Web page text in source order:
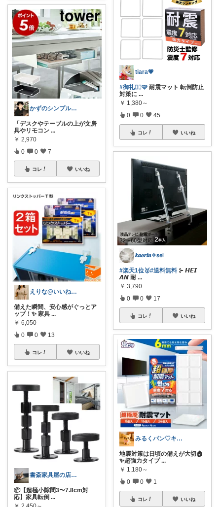
かずのシンプル生活｜一生モノに出会う場所
​「デスクやテーブルの上が文房
具やリモコン ...
￥ 2,970
0 0 7
コレ いいね
えりな@いいね100%バック💓
備えた瞬間、安心感がぐっとア
ップ！✨ 家具 ...
￥ 6,050
0 0 13
コレ いいね
書斎家具屋の店長奥田
📦【超極小隙間3〜7.8cm対
応】家具転倒 ...
tiara💗
#御礼🙇‍♀🩷 耐震マット 転倒防止
対策に ...
￥ 1,380～
0 0 45
コレ いいね
𝒌𝒂𝒐𝒓𝒊𝒏✧𝗌𝖾𝗅
#楽天1位🥇#送料無料 ⊱ 𝙃𝙀𝙄
𝘼𝙉 耐 ...
￥ 3,790
0 0 17
コレ いいね
みるくパン♡キッチンルーム
地震対策は日頃の備えが大切🏠
✨超強力タイプ ...
￥ 1,180～
0 0 1
コレ いいね